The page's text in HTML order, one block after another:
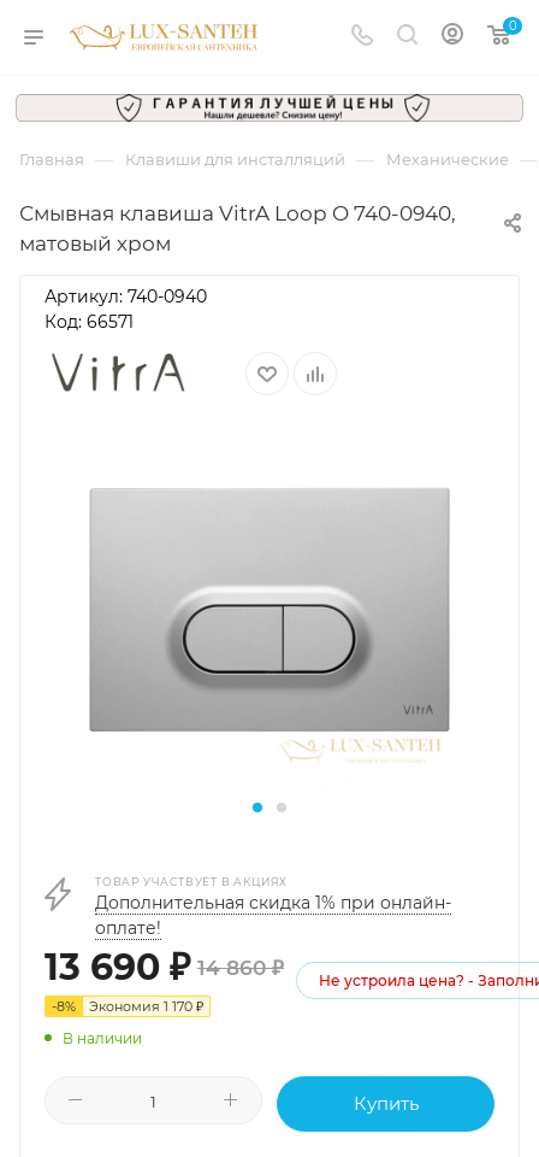
0
Главная — Клавиши для инсталляций — Механические —
Смывная клавиша VitrA Loop O 740-0940,
матовый хром
Артикул: 740-0940
Код: 66571
ТОВАР УЧАСТВУЕТ В АКЦИЯХ
Дополнительная скидка 1% при онлайн-
оплате!
13 690 ₽ 14 860₽
-8% Экономия 1 170 ₽
Не устроила цена? -
В наличии
Купить